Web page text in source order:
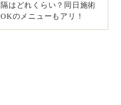
隔はどれくらい？同日施術
OKのメニューもアリ！